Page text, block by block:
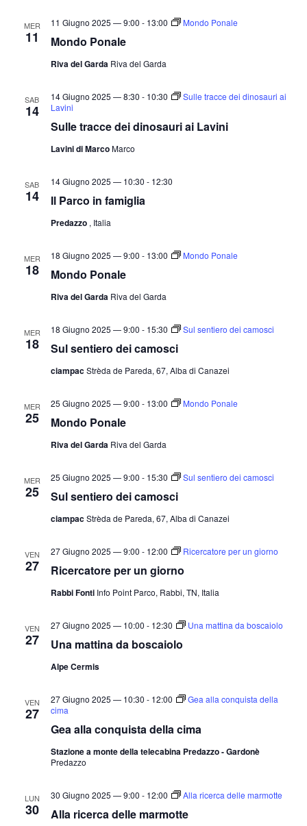
a
MER
11 Mondo Ponale
11 Giugno 2025 — 9:00 - 13:00 Mondo Ponale
Riva del Garda Riva del Garda
SAB
14
Sulle tracce dei dinosauri ai Lavini
14 Giugno 2025 — 8:30 - 10:30
Sulle tracce dei dinosauri ai
Lavini
Lavini di MarcoMarco
SAB
14 Il Parco in famiglia
14 Giugno 2025 — 10:30 - 12:30
Predazzo , Italia
MER
18 Mondo Ponale
18 Giugno 2025 — 9:00 - 13:00 Mondo Ponale
Riva del Garda Riva del Garda
MER
18 Sul sentiero dei camosci
18 Giugno 2025 — 9:00 - 15:30 Sul sentiero dei camosci
ciampacStrèda de Pareda, 67, Alba di Canazei
MER
25 Mondo Ponale
25 Giugno 2025 — 9:00 - 13:00 Mondo Ponale
Riva del Garda Riva del Garda
MER
25 Sul sentiero dei camosci
25 Giugno 2025 — 9:00 - 15:30 Sul sentiero dei camosci
ciampacStrèda de Pareda, 67, Alba di Canazei
VEN
27 Ricercatore per un giorno
27 Giugno 2025 — 9:00 - 12:00 Ricercatore per un giorno
Rabbi Fonti Info Point Parco, Rabbi, TN, Italia
VEN
27 Una mattina da boscaiolo
27 Giugno 2025 — 10:00 - 12:30 Una mattina da boscaiolo
Alpe Cermis
VEN
27
Gea alla conquista della cima
27 Giugno 2025 — 10:30 - 12:00
Gea alla conquista della
cima
Stazione a monte della telecabina Predazzo - Gardonè
Predazzo
LUN
30 Alla ricerca delle marmotte
30 Giugno 2025 — 9:00 - 12:00 Alla ricerca delle marmotte